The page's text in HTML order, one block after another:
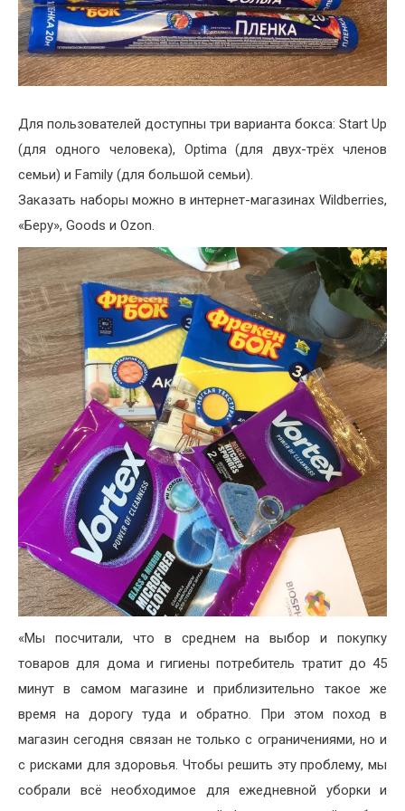
Для пользователей доступны три варианта бокса: Start Up
(для одного человека), Optima (для двух-трёх членов
семьи) и Family (для большой семьи).
Заказать наборы можно в интернет-магазинах Wildberries,
«Беру», Goods и Ozon.
«Мы посчитали, что в среднем на выбор и покупку
товаров для дома и гигиены потребитель тратит до 45
минут в самом магазине и приблизительно такое же
время на дорогу туда и обратно. При этом поход в
магазин сегодня связан не только с ограничениями, но и
с рисками для здоровья. Чтобы решить эту проблему, мы
собрали всё необходимое для ежедневной уборки и